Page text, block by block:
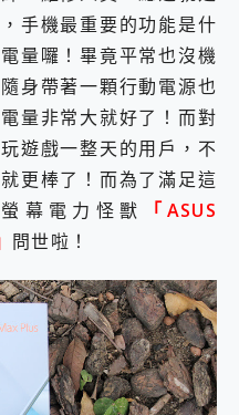
質、通話也很優質
流盒 開箱 評測
除人聲推薦
電站 開箱 評測
手機最重要的功能是什
量囉！畢竟平常也沒機
身帶著一顆行動電源也
量非常大就好了！而對
遊戲一整天的用戶，不
更棒了！而為了滿足這
幕電力怪獸
「ASUS
問世啦！